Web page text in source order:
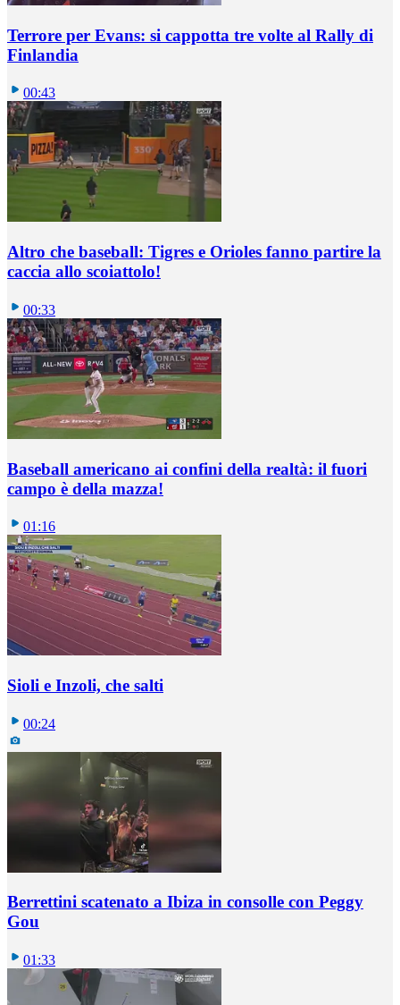
Terrore per Evans: si cappotta tre volte al Rally di
Finlandia
00:43
Altro che baseball: Tigres e Orioles fanno partire la
caccia allo scoiattolo!
00:33
Baseball americano ai confini della realtà: il fuori
campo è della mazza!
01:16
Sioli e Inzoli, che salti
00:24
Berrettini scatenato a Ibiza in consolle con Peggy
Gou
01:33